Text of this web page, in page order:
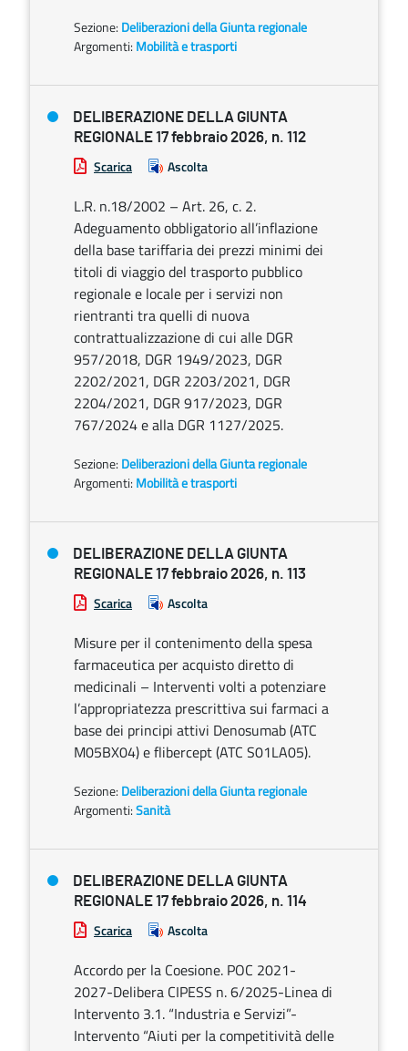
Sezione: Deliberazioni della Giunta regionale
Argomenti: Mobilità e trasporti
DELIBERAZIONE DELLA GIUNTA
REGIONALE 17 febbraio 2026, n. 112
Scarica Ascolta
L.R. n.18/2002 – Art. 26, c. 2.
Adeguamento obbligatorio all’inflazione
della base tariffaria dei prezzi minimi dei
titoli di viaggio del trasporto pubblico
regionale e locale per i servizi non
rientranti tra quelli di nuova
contrattualizzazione di cui alle DGR
957/2018, DGR 1949/2023, DGR
2202/2021, DGR 2203/2021, DGR
2204/2021, DGR 917/2023, DGR
767/2024 e alla DGR 1127/2025.
Sezione: Deliberazioni della Giunta regionale
Argomenti: Mobilità e trasporti
DELIBERAZIONE DELLA GIUNTA
REGIONALE 17 febbraio 2026, n. 113
Scarica Ascolta
Misure per il contenimento della spesa
farmaceutica per acquisto diretto di
medicinali – Interventi volti a potenziare
l’appropriatezza prescrittiva sui farmaci a
base dei principi attivi Denosumab (ATC
M05BX04) e flibercept (ATC S01LA05).
Sezione: Deliberazioni della Giunta regionale
Argomenti:Sanità
DELIBERAZIONE DELLA GIUNTA
REGIONALE 17 febbraio 2026, n. 114
Scarica Ascolta
Accordo per la Coesione. POC 2021-
2027-Delibera CIPESS n. 6/2025-Linea di
Intervento 3.1. “Industria e Servizi”-
Intervento “Aiuti per la competitività delle